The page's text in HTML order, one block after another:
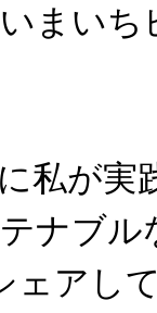
まい
私が実
ナブ
ェアし